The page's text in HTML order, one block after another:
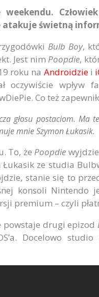
atakuje świetną
Bulb Boy,
Jest nim Poopdie,
roku na Androidziei
wpływ
Co też
głosu postaciom. Ma
mnie Szymon Łukasik.
To, że Poopdie
ze studia
stanie się to
konsoli Nintendo
premium – czyli
powstaje drugi epizod
Docelowo studio